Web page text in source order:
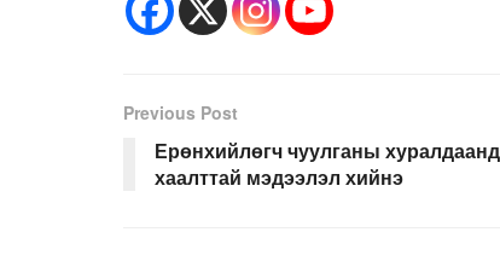
Previous Post
Ерөнхийлөгч чуулганы хуралдаанд
хаалттай мэдээлэл хийнэ